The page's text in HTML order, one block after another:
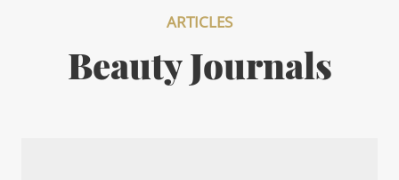
ARTICLES
Beauty Journals